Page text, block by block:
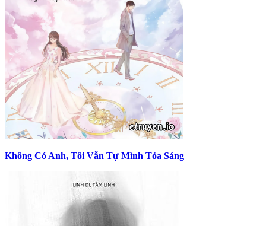
Không Có Anh, Tôi Vẫn Tự Mình Tỏa Sáng